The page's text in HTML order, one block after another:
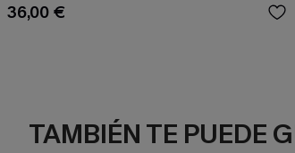
36,00 €
TAMBIÉN TE PUEDE